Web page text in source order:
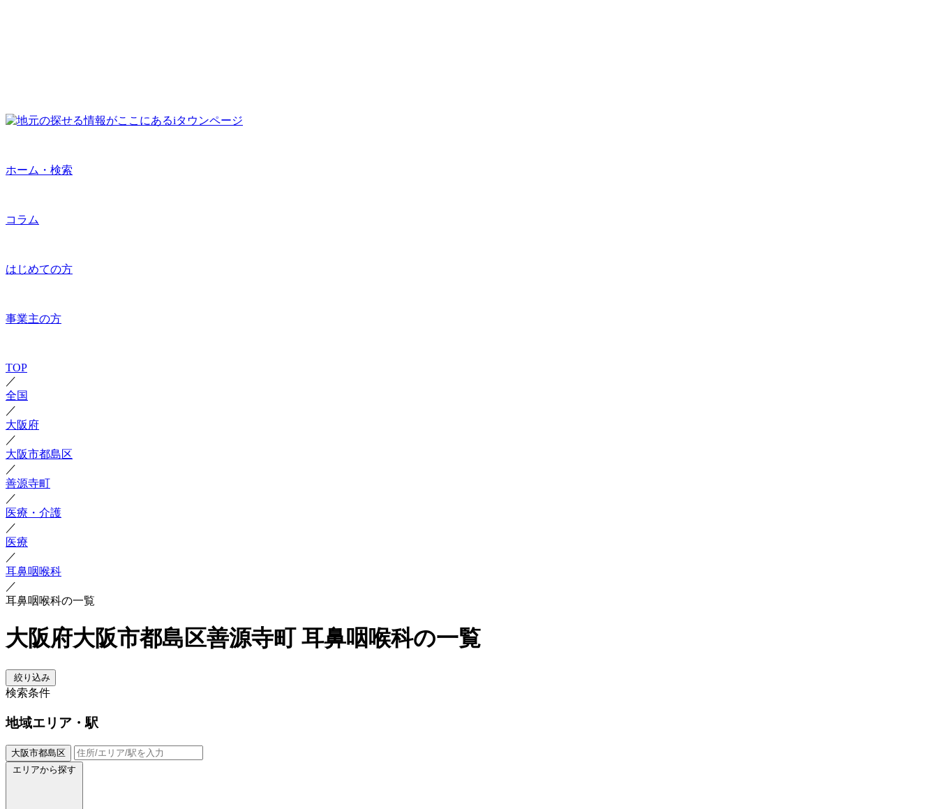
ホーム・検索
コラム
はじめての方
事業主の方
TOP
／
全国
／
大阪府
／
大阪市都島区
／
善源寺町
／
医療・介護
／
医療
／
耳鼻咽喉科
／
耳鼻咽喉科の一覧
大阪府大阪市都島区善源寺町 耳鼻咽喉科の一覧
絞り込み
検索条件
地域エリア・駅
大阪市都島区
エリアから探す